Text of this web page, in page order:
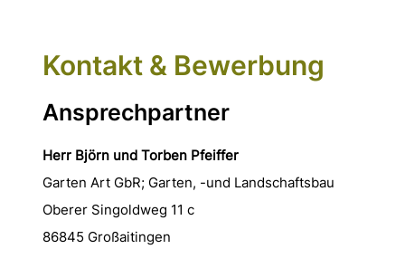
Kontakt & Bewerbung
Ansprechpartner
Herr Björn und Torben Pfeiffer
Garten Art GbR; Garten, -und Landschaftsbau
Oberer Singoldweg 11 c
86845 Großaitingen